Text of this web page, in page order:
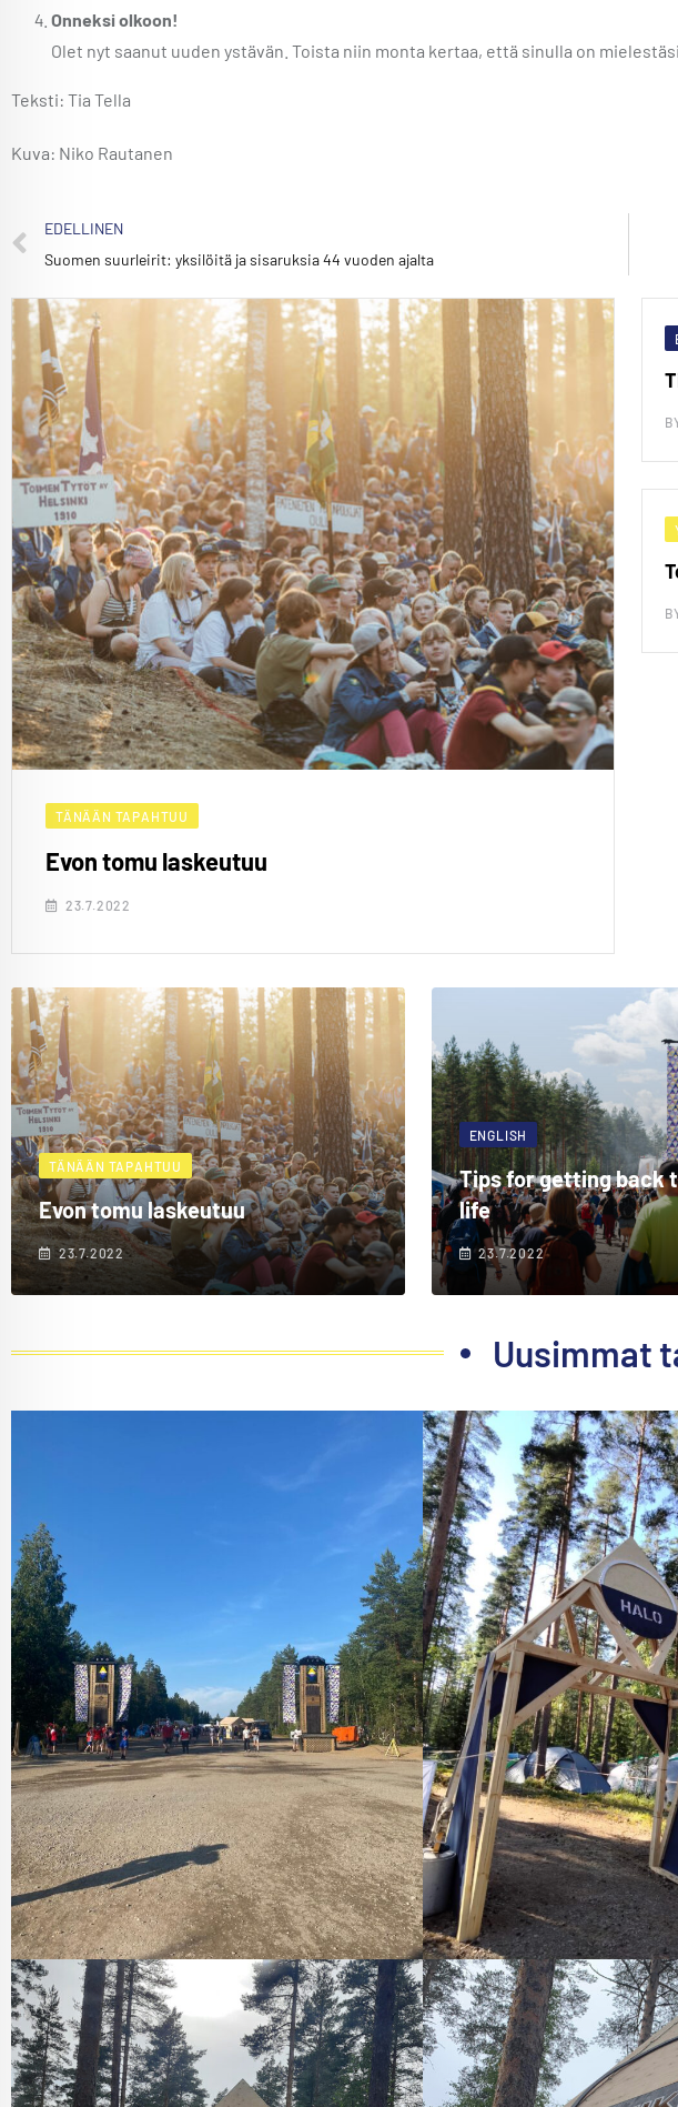
Onneksi olkoon!
Olet nyt saanut uuden ystävän. Toista niin monta kertaa, että sinulla on
Teksti: Tia Tella
Kuva: Niko Rautanen
EDELLINEN
Suomen suurleirit: yksilöitä ja sisaruksia 44 vuoden ajalta
TÄNÄÄN TAPAHTUU
Evon tomu laskeutuu
23.7.2022
TÄNÄÄN TAPAHTUU
Evon tomu laskeutuu
23.7.2022
ENGLISH
Tips for getting back
life
23.7.2022
Uusimmat